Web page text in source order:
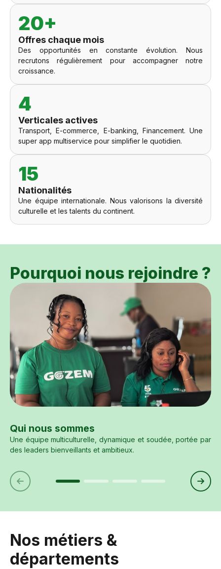
20+
Offres chaque mois
Des opportunités en constante évolution. Nous
recrutons régulièrement pour accompagner notre
croissance.
4
Verticales actives
Transport, E-commerce, E-banking, Financement. Une
super app multiservice pour simplifier le quotidien.
15
Nationalités
Une équipe internationale. Nous valorisons la diversité
culturelle et les talents du continent.
Pourquoi nous rejoindre ?
Qui nous sommes
Une équipe multiculturelle, dynamique et soudée, portée par
des leaders bienveillants et ambitieux.
Nos métiers &
départements